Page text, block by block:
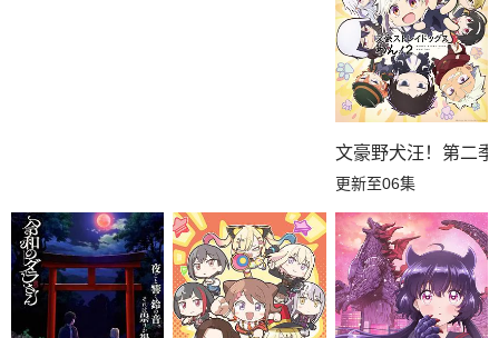
文豪野犬汪！第二季
更新至06集